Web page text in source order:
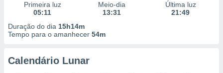
Primeira luz
05:11
Meio-dia
13:31
Última luz
21:49
Duração do dia 15h14m
Tempo para o amanhecer 54m
Calendário Lunar